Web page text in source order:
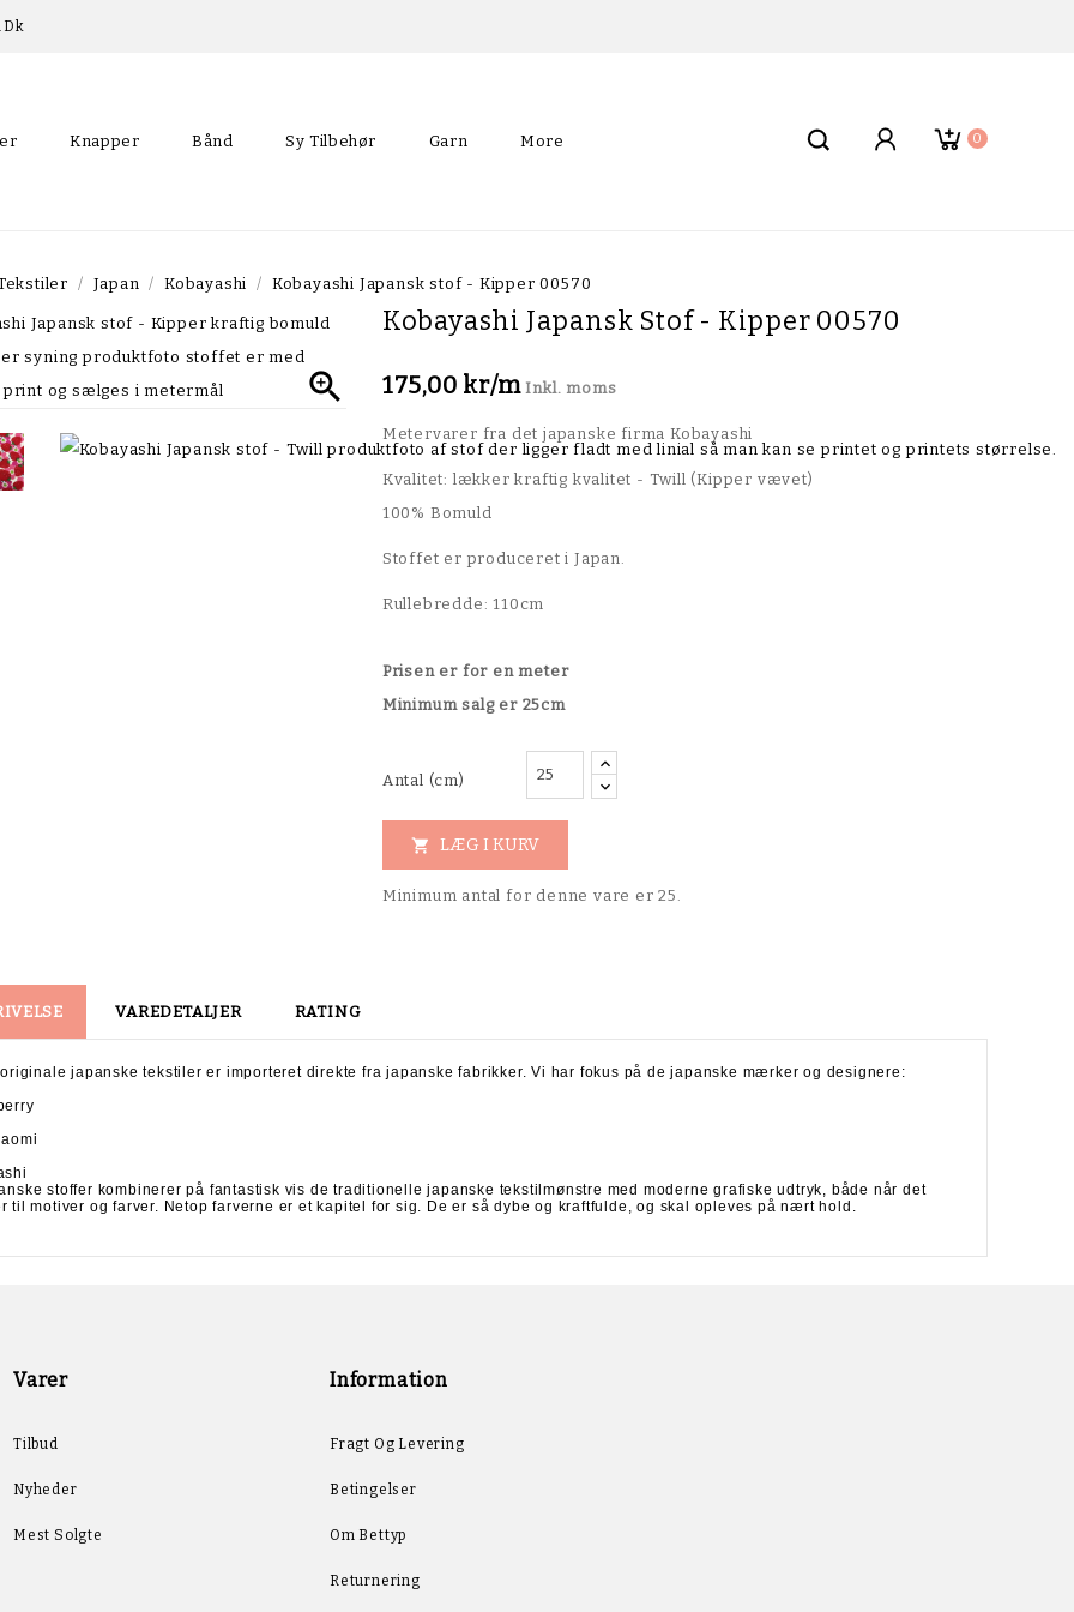
0
Knapper Bånd Sy Tilbehør Garn More
Japan Kobayashi Kobayashi Japansk stof - Kipper 00570

Kobayashi Japansk Stof - Kipper 00570
175,00 kr/m Inkl. moms
Metervarer fra det japanske firma Kobayashi
Kvalitet: lækker kraftig kvalitet - Twill (Kipper vævet)
100% Bomuld
Stoffet er produceret i Japan.
Rullebredde: 110cm
Prisen er for en meter
Minimum salg er 25cm
Antal (cm)
 LÆG I KURV
Minimum antal for denne vare er 25.
VAREDETALJER RATING
originale japanske tekstiler er importeret direkte fra japanske fabrikker. Vi har fokus på de japanske mærker og designere:
stoffer kombinerer på fantastisk vis de traditionelle japanske tekstilmønstre med moderne grafiske udtryk, både når det
til motiver og farver. Netop farverne er et kapitel for sig. De er så dybe og kraftfulde, og skal opleves på nært hold.
Varer
Tilbud
Nyheder
Mest Solgte
Information
Fragt Og Levering
Betingelser
Om Bettyp
Returnering